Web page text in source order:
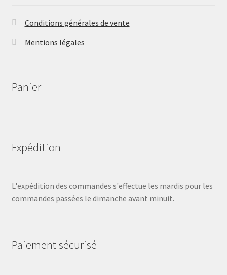
Conditions générales de vente
Mentions légales
Panier
Expédition
L'expédition des commandes s'effectue les mardis pour les
commandes passées le dimanche avant minuit.
Paiement sécurisé